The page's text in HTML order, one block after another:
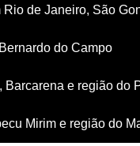
Rio de Janeiro, São
do Campo
e região do
Mirim e região do